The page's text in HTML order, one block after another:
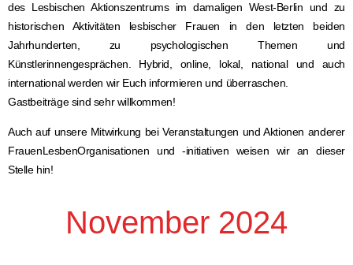
des Lesbischen Aktionszentrums im damaligen West-Berlin und zu
historischen Aktivitäten lesbischer Frauen in den letzten beiden
Jahrhunderten, zu psychologischen Themen und
Künstlerinnengesprächen. Hybrid, online, lokal, national und auch
international werden wir Euch informieren und überraschen.
Gastbeiträge sind sehr willkommen!
Auch auf unsere Mitwirkung bei Veranstaltungen und Aktionen anderer
FrauenLesbenOrganisationen und -initiativen weisen wir an dieser
Stelle hin!
November 2024